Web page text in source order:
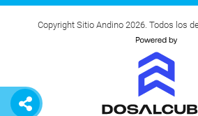
Copyright Sitio Andino 2026. Todos los